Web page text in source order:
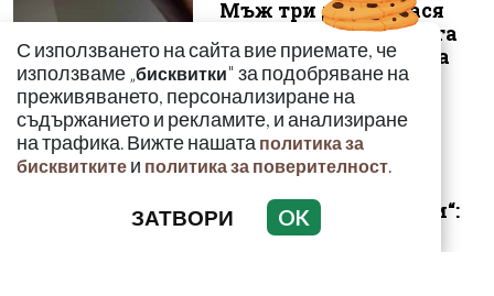
Мъж три дни нанася
побой на приятелката
си в Горна Оряховица
„Умира се за секунди“:
Токсиколог
С използването на сайта вие приемате, че
използваме „бисквитки" за подобряване на
преживяването, персонализиране на
съдържанието и рекламите, и анализиране
на трафика. Вижте нашата политика за
бисквитките и политика за поверителност.
ЗАТВОРИ OK